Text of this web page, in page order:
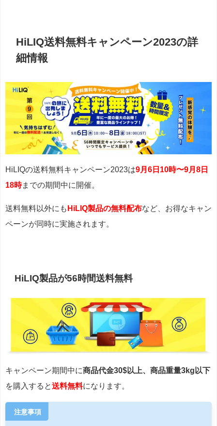
HiLIQ送料無料キャンペーン2023の詳
細情報
HiLIQの送料無料キャンペーン2023は9月6日10時〜9月8日
18時までの期間中に開催。
送料無料以外にも HiLIQ製品の無料配布など、お得なキャン
ペーンが同時に実施されます。
HiLIQ製品が56時間送料無料
キャンペーン期間中に商品代金30$以上、商品重量3kg以下
を購入すると送料無料になります。
注意事項